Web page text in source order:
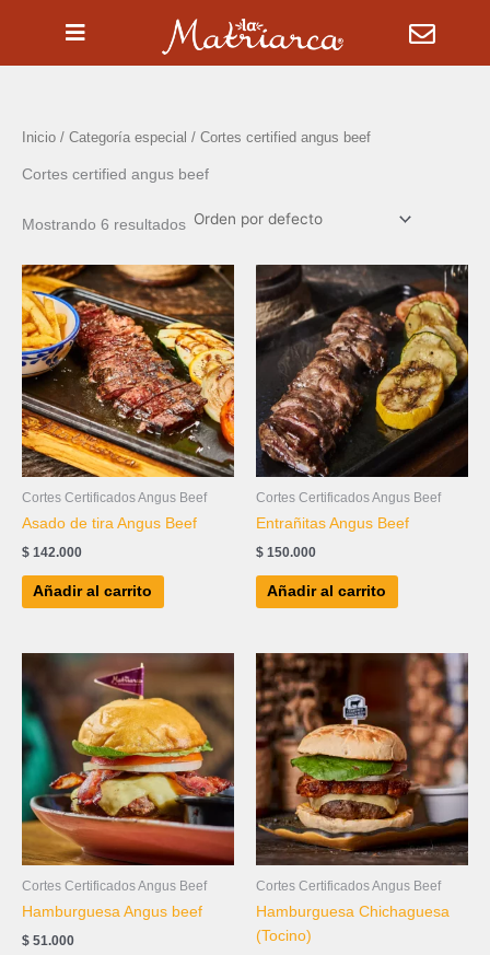
Inicio / Categoría especial / Cortes certified angus beef
Cortes certified angus beef
Mostrando 6 resultados
Cortes Certificados Angus Beef
Asado de tira Angus Beef
$ 142.000
Añadir al carrito
Cortes Certificados Angus Beef
Entrañitas Angus Beef
$ 150.000
Añadir al carrito
Cortes Certificados Angus Beef
Hamburguesa Angus beef
$ 51.000
Cortes Certificados Angus Beef
Hamburguesa Chichaguesa
(Tocino)